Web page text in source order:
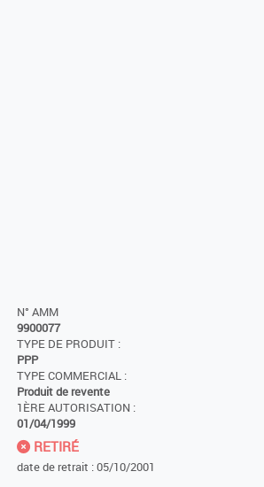
N° AMM
9900077
TYPE DE PRODUIT :
PPP
TYPE COMMERCIAL :
Produit de revente
1ÈRE AUTORISATION :
01/04/1999
RETIRÉ
date de retrait : 05/10/2001